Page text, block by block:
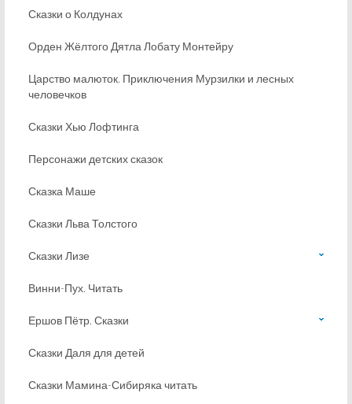
Сказки о Колдунах
Орден Жёлтого Дятла Лобату Монтейру
Царство малюток. Приключения Мурзилки и лесных
человечков
Сказки Хью Лофтинга
Персонажи детских сказок
Сказка Маше
Сказки Льва Толстого
Сказки Лизе
Винни-Пух. Читать
Ершов Пётр. Сказки
Сказки Даля для детей
Сказки Мамина-Сибиряка читать